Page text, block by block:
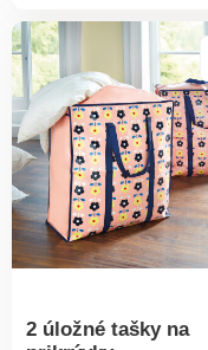
2 úložné tašky na